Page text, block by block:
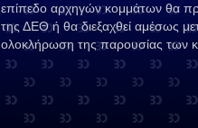
επίπεδο αρχηγών κομμάτων θα
της ΔΕΘ ή θα διεξαχθεί αμέσως
ολοκλήρωση της παρουσίας των